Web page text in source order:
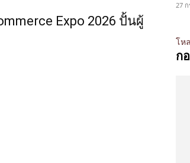
Expo 2026 ปั้นผู้
27
โห
ก